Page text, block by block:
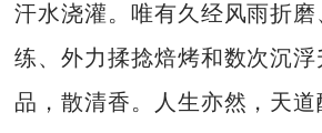
汗水浇灌。唯有久经风雨折
练、外力揉捻焙烤和数次沉浮
品，散清香。人生亦然，天